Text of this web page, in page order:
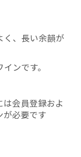
く、長い余韻が
ンです。
会員登録およ
が必要です